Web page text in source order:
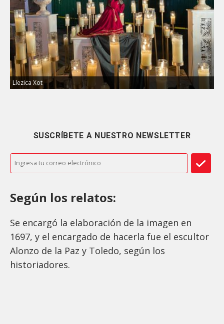
Llezica Xot
SUSCRÍBETE A NUESTRO NEWSLETTER
Según los relatos:
Se encargó la elaboración de la imagen en
1697, y el encargado de hacerla fue el escultor
Alonzo de la Paz y Toledo, según los
historiadores.